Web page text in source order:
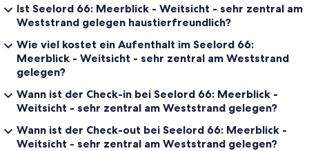
Ist Seelord 66: Meerblick - Weitsicht - sehr zentral am
Weststrand gelegen haustierfreundlich?
Wie viel kostet ein Aufenthalt im Seelord 66:
Meerblick - Weitsicht - sehr zentral am Weststrand
gelegen?
Wann ist der Check-in bei Seelord 66: Meerblick -
Weitsicht - sehr zentral am Weststrand gelegen?
Wann ist der Check-out bei Seelord 66: Meerblick -
Weitsicht - sehr zentral am Weststrand gelegen?